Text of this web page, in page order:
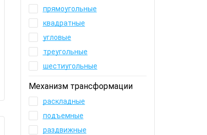
прямоугольные
квадратные
угловые
треугольные
шестиугольные
Механизм трансформации
раскладные
подъемные
раздвижные